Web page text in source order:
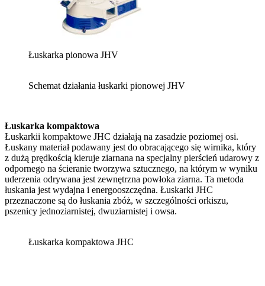
Łuskarka pionowa JHV
Schemat działania łuskarki pionowej JHV
Łuskarka kompaktowa
Łuskarkii kompaktowe JHC działają na zasadzie poziomej osi.
Łuskany materiał podawany jest do obracającego się wirnika, który
z dużą prędkością kieruje ziarnana na specjalny pierścień udarowy z
odpornego na ścieranie tworzywa sztucznego, na którym w wyniku
uderzenia odrywana jest zewnętrzna powłoka ziarna. Ta metoda
łuskania jest wydajna i energooszczędna. Łuskarki JHC
przeznaczone są do łuskania zbóż, w szczególności orkiszu,
pszenicy jednoziarnistej, dwuziarnistej i owsa.
Łuskarka kompaktowa JHC